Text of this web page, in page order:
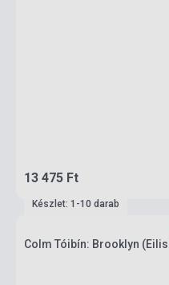
13 475 Ft
Készlet: 1-10 darab
Colm Tóibín: Brooklyn